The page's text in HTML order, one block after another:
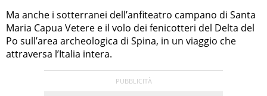
Ma anche i sotterranei dell’anfiteatro campano di Santa
Maria Capua Vetere e il volo dei fenicotteri del Delta del
Po sull’area archeologica di Spina, in un viaggio che
attraversa l’Italia intera.